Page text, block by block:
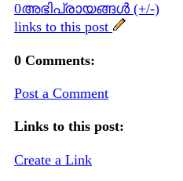
0അഭിപ്രായങ്ങള്‍ (+/-)
links to this post
0 Comments:
Post a Comment
Links to this post:
Create a Link